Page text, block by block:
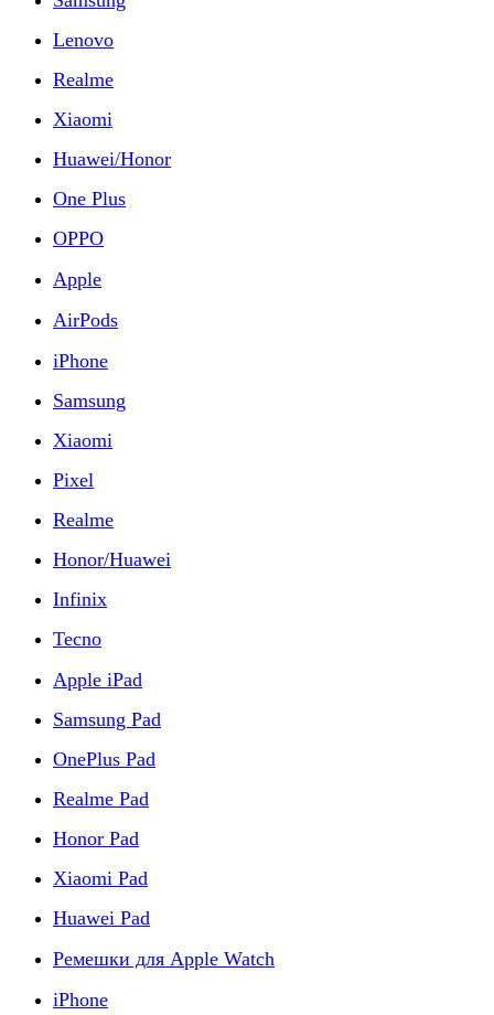
Lenovo
Realme
Xiaomi
Huawei/Honor
One Plus
OPPO
Apple
AirPods
iPhone
Samsung
Xiaomi
Pixel
Realme
Honor/Huawei
Infinix
Tecno
Apple iPad
Samsung Pad
OnePlus Pad
Realme Pad
Honor Pad
Xiaomi Pad
Huawei Pad
Ремешки для Apple Watch
iPhone